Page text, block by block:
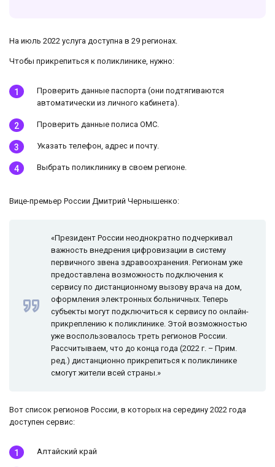
На июль 2022 услуга доступна в 29 регионах.
Чтобы прикрепиться к поликлинике, нужно:
Проверить данные паспорта (они подтягиваются
автоматически из личного кабинета).
Проверить данные полиса ОМС.
Указать телефон, адрес и почту.
Выбрать поликлинику в своем регионе.
Вице-премьер России Дмитрий Чернышенко:
«Президент России неоднократно подчеркивал
важность внедрения цифровизации в систему
первичного звена здравоохранения. Регионам уже
предоставлена возможность подключения к
сервису по дистанционному вызову врача на дом,
оформления электронных больничных. Теперь
субъекты могут подключиться к сервису по онлайн-
прикреплению к поликлинике. Этой возможностью
уже воспользовалось треть регионов России.
Рассчитываем, что до конца года (2022 г. – Прим.
ред.) дистанционно прикрепиться к поликлинике
смогут жители всей страны.»
Вот список регионов России, в которых на середину 2022 года
доступен сервис:
Алтайский край